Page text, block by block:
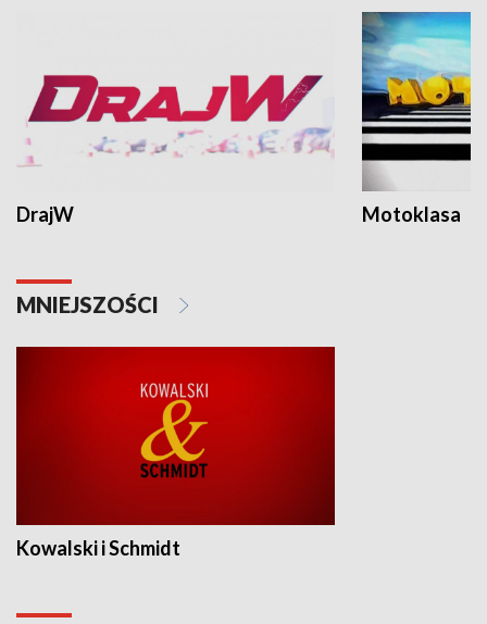
DrajW Motoklasa
MNIEJSZOŚCI
Kowalski i Schmidt